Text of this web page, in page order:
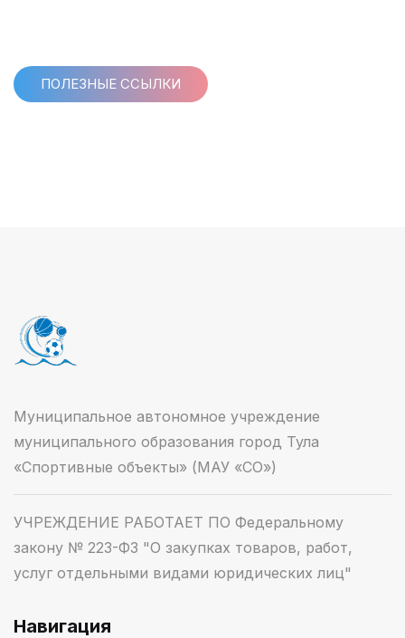
ПОЛЕЗНЫЕ ССЫЛКИ
Муниципальное автономное учреждение
муниципального образования город Тула
«Спортивные объекты» (МАУ «СО»)
УЧРЕЖДЕНИЕ РАБОТАЕТ ПО Федеральному
закону № 223-ФЗ "О закупках товаров, работ,
услуг отдельными видами юридических лиц"
Навигация